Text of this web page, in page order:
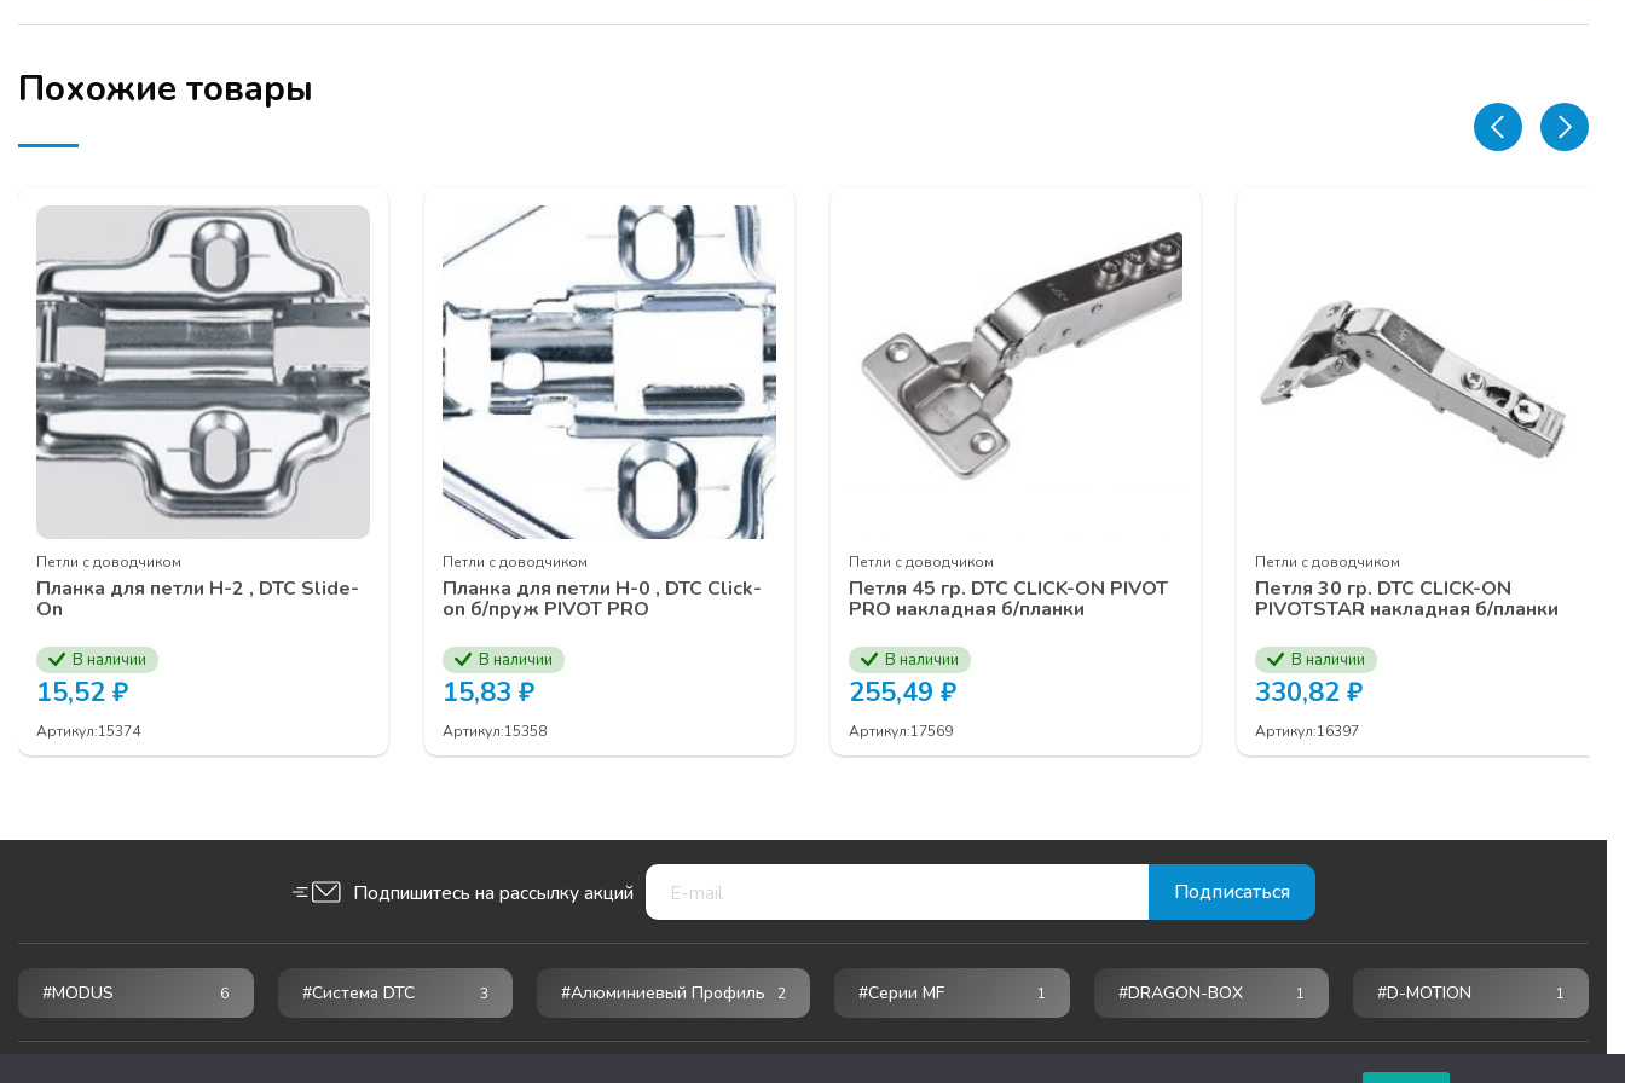
Похожие товары
Петли с доводчиком
Планка для петли Н-2 , DTC Slide-
On
В наличии
15,52 ₽
Артикул:15374
Петли с доводчиком
Планка для петли Н-0 , DTC Click-
on б/пруж PIVOT PRO
В наличии
15,83 ₽
Артикул:15358
Петли с доводчиком
Петля 45 гр. DTC CLICK-ON PIVOT
PRO накладная б/планки
В наличии
255,49 ₽
Артикул:17569
Петли с доводчиком
Петля 30 гр. DTC CLICK-ON
PIVOTSTAR накладная б/планки
В наличии
330,82 ₽
Артикул:16397
Подпишитесь на рассылку акций
#MODUS 6 #Система DTC 3 #Алюминиевый Профиль 2 #серии MF 1 #DRAGON-BOX 1 #D-MOTION 1
Фурнитура кухонного наполненияUNIHOPPER
ЗАЯВКУ НА УЧАСТИЕ В СЕМИНАРЕ ВЫ МОЖЕТЕ ОСТАВИТЬ У ВАШИХ МЕНЕДЖЕРОВ
КОМПАНИИ ПРОГРЕСС ПО НОМЕРУ ТЕЛЕФОНА